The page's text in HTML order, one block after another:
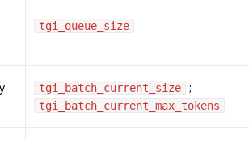
tgi_queue_size
tgi_batch_current_size ;
tgi_batch_current_max_tokens